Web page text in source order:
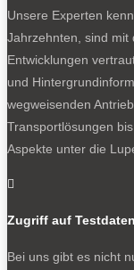
Unsere Experten
Jahrzehnten, sind mit
Entwicklungen
und
wegweisenden
Transportlösungen
Aspekte unter die

Zugriff auf Testdaten
Bei uns gibt es nicht